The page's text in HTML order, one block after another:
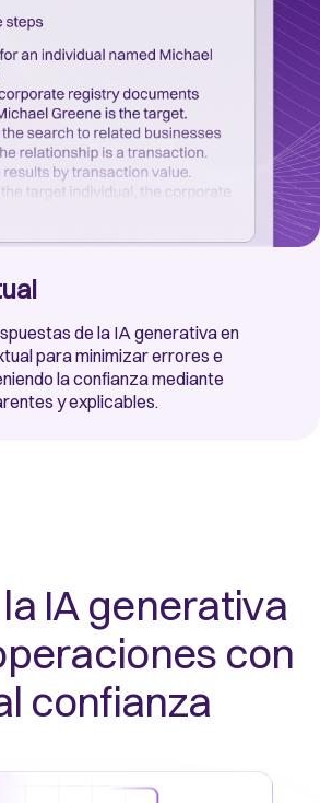
de la IA generativa en
para minimizar errores e
la confianza mediante
y explicables.
IA generativa
con
confianza